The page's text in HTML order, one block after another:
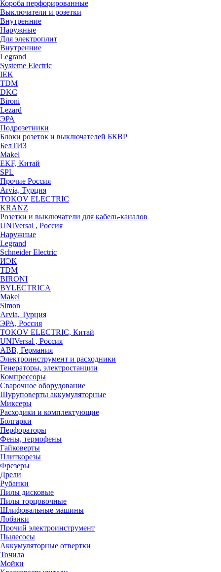
Короба перфорированные
Выключатели и розетки
Внутренние
Наружные
Для электроплит
Внутренние
Legrand
Systeme Electric
IEK
TDM
DKC
Bironi
Lezard
ЭРА
Подрозетники
Блоки розеток и выключателей БКВР
БелТИЗ
Makel
EKF, Китай
SPL
Прочие Россия
Arvia, Турция
TOKOV ELECTRIC
KRANZ
Розетки и выключатели для кабель-каналов
UNIVersal , Россия
Наружные
Legrand
Schneider Electric
ИЭК
TDM
BIRONI
BYLECTRICA
Makel
Simon
Arvia, Турция
ЭРА, Россия
TOKOV ELECTRIC, Китай
UNIVersal , Россия
ABB, Германия
Электроинструмент и расходники
Генераторы, электростанции
Компрессоры
Сварочное оборудование
Шуруповерты аккумуляторные
Миксеры
Расходики и комплектующие
Болгарки
Перфораторы
Фены, термофены
Гайковерты
Плиткорезы
Фрезеры
Дрели
Рубанки
Пилы дисковые
Пилы торцовочные
Шлифовальные машины
Лобзики
Прочий электроинструмент
Пылесосы
Аккумуляторные отвертки
Точила
Мойки